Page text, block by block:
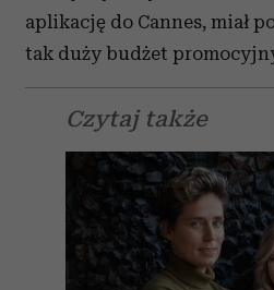
aplikację do Cannes, miał
tak duży budżet
Czytaj także